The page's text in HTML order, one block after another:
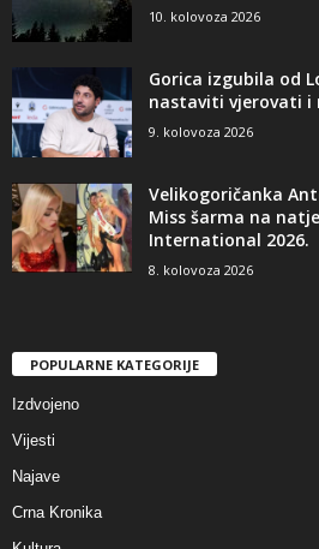
10. kolovoza 2026
Gorica izgubila od
nastaviti vjerovati i
9. kolovoza 2026
Velikogoričanka
Miss šarma na
International 2026.
8. kolovoza 2026
POPULARNE KATEGORIJE
Izdvojeno
Vijesti
Najave
Crna Kronika